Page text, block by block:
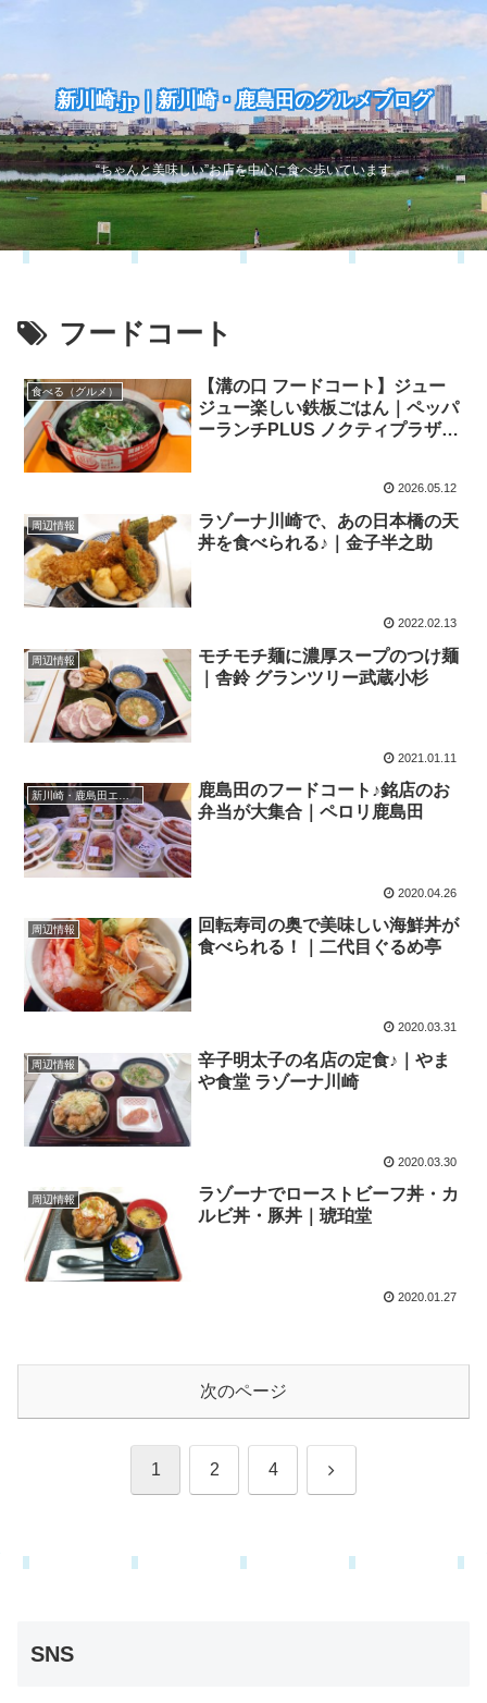
新川崎.jp｜新川崎・鹿島田のグルメブログ
“ちゃんと美味しい”お店を中心に食べ歩いています
フードコート
食べる（グルメ）
【溝の口 フードコート】ジュー
ジュー楽しい鉄板ごはん｜ペッパ
ーランチPLUS ノクティプラザ溝
2026.05.12
周辺情報
ラゾーナ川崎で、あの日本橋の天
丼を食べられる♪｜金子半之助
2022.02.13
周辺情報
モチモチ麺に濃厚スープのつけ麺
｜舎鈴 グランツリー武蔵小杉
2021.01.11
鹿島田のフードコート♪銘店のお
弁当が大集合｜ペロリ鹿島田
2020.04.26
周辺情報
回転寿司の奥で美味しい海鮮丼が
食べられる！｜二代目ぐるめ亭
2020.03.31
周辺情報
辛子明太子の名店の定食♪｜やま
や食堂 ラゾーナ川崎
2020.03.30
周辺情報
ラゾーナでローストビーフ丼・カ
ルビ丼・豚丼｜琥珀堂
2020.01.27
次のページ
1 2 4 次
SNS